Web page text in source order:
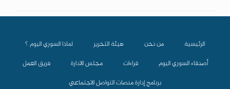
الرئيسية من نحن هيئة التحرير
لماذا السوري اليوم ؟
أصدقاء السوري اليوم
قراءات مجلس الادارة
فريق العمل
برنامج إدارة منصات التواصل الاجتماعي